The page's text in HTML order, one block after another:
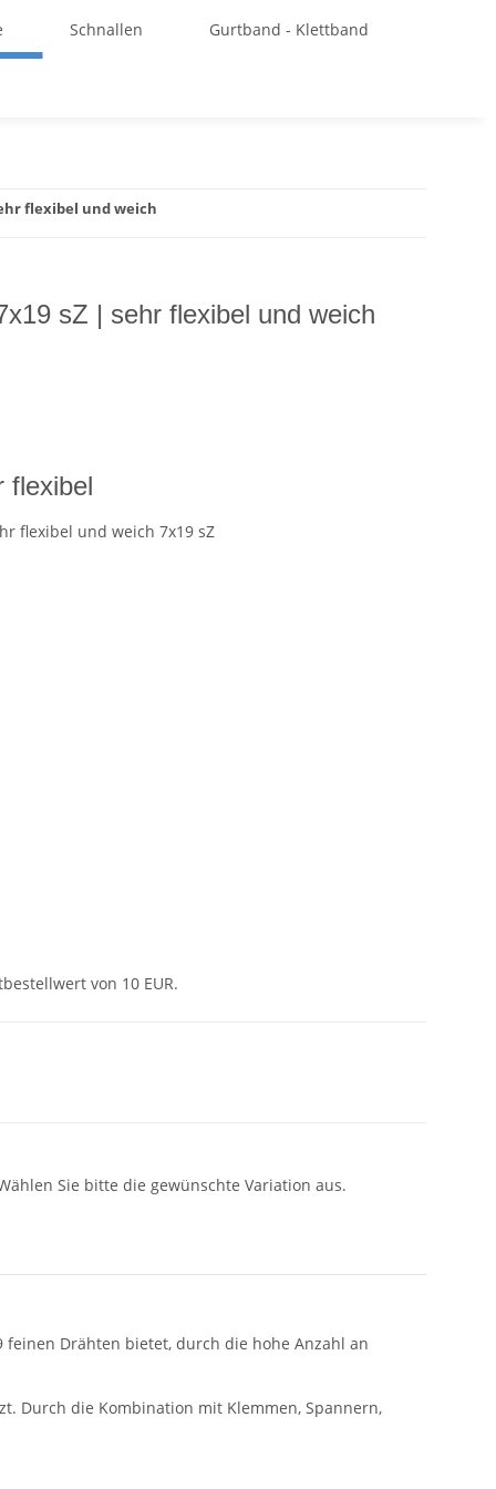
Schnallen Gurtband - Klettband
flexibel und weich
sZ | sehr flexibel und weich
flexibel
flexibel und weich 7x19 sZ
von 10 EUR.
Sie bitte die gewünschte Variation aus.
feinen Drähten bietet, durch die hohe Anzahl an
Durch die Kombination mit Klemmen, Spannern,